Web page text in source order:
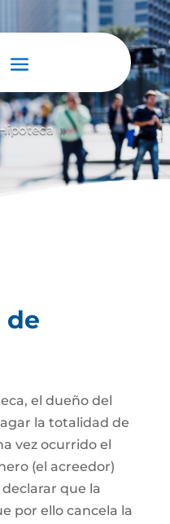
9
de
el dueño del
la totalidad de
vez ocurrido el
(el acreedor)
que la
por ello cancela la